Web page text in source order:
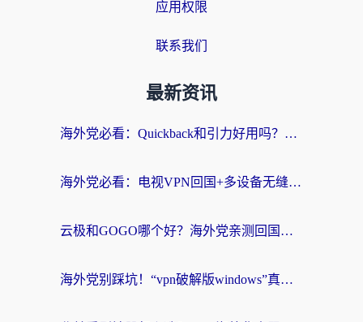
应用权限
联系我们
最新资讯
海外党必看：Quickback和引力好用吗？3分钟搞懂回国加速器怎么选
海外党必看：电视VPN回国+多设备无缝访问国内资源的实用指南
云极和GOGO哪个好？海外党亲测回国加速器选择指南（附iOS免费&Windows VPN实用技巧）
海外党别踩坑！“vpn破解版windows”真的能用？教你选对回国加速器无缝刷国内资源